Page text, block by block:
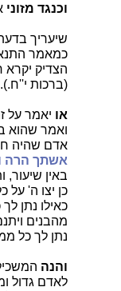
וכנגד מזוני
שיעריך
כמאמר התנא
הצדיק יקרא
(ברכות י''ח.).
או יאמר על
ואמר שהוא
אדם שהיה
אשתך הרה
באין
כן יצו ה' על
כאילו נתן
מהבנים
נתן לך כל
והנה
לאדם גדול